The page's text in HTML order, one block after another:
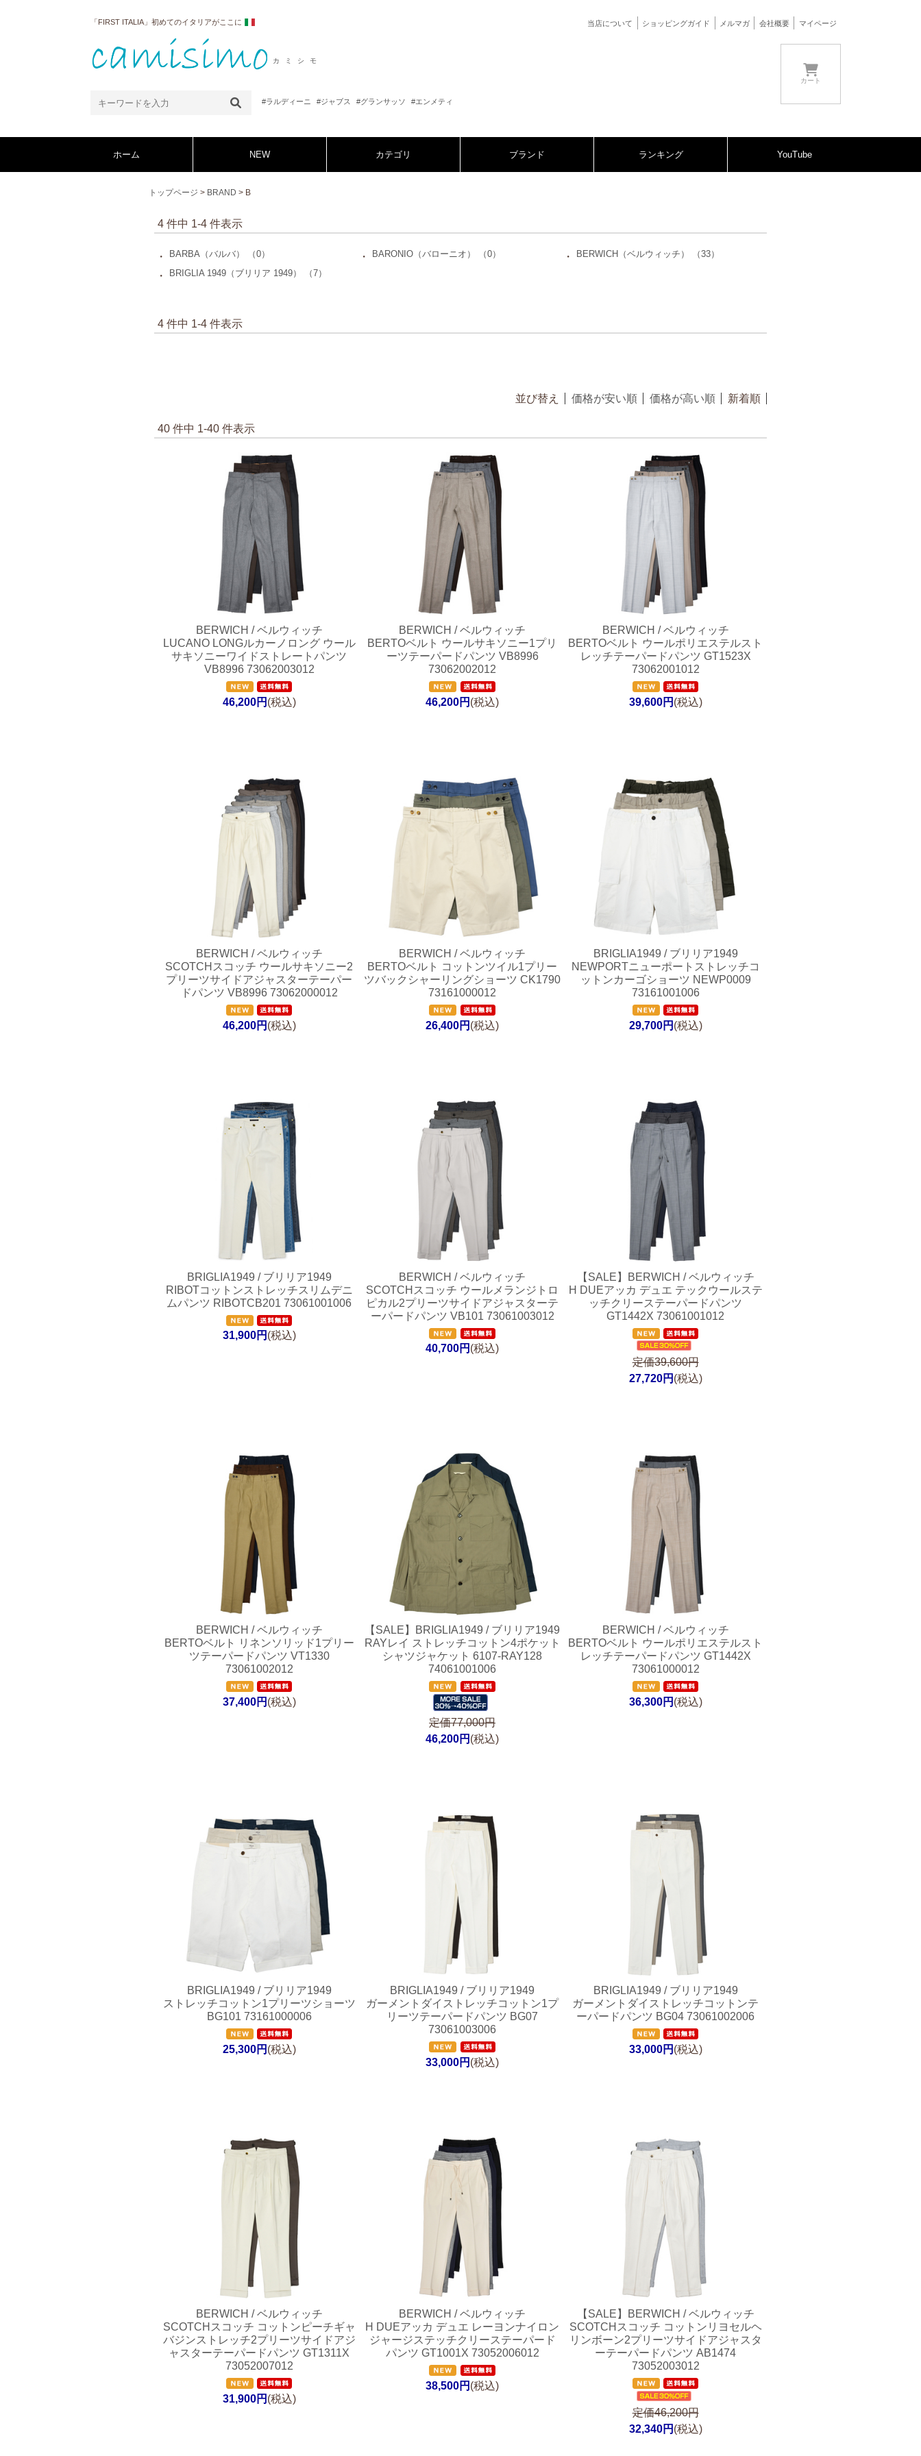
「FIRST ITALIA」初めてのイタリアがここに
カミシモ
#ラルディーニ #ジャブス #グランサッソ #エンメティ
当店について ショッピングガイド メルマガ 会社概要 マイページ
カート
ホーム NEW カテゴリ ブランド ランキング YouTube
トップページ > BRAND > B
4 件中 1-4 件表示
・ BARBA（バルバ） （0） ・ BARONIO（バローニオ） （0） ・ BERWICH（ベルウィッチ） （33）
・ BRIGLIA 1949（ブリリア 1949） （7）
4 件中 1-4 件表示
並び替え 価格が安い順 価格が高い順 新着順
40 件中 1-40 件表示
BERWICH / ベルウィッチ
LUCANO LONGルカーノロング ウール
サキソニーワイドストレートパンツ
VB8996 73062003012
46,200円 (税込)
BERWICH / ベルウィッチ
BERTOベルト ウールサキソニー1プリ
ーツテーパードパンツ VB8996
73062002012
46,200円 (税込)
BERWICH / ベルウィッチ
BERTOベルト ウールポリエステルスト
レッチテーパードパンツ GT1523X
73062001012
39,600円 (税込)
BERWICH / ベルウィッチ
SCOTCHスコッチ ウールサキソニー2
プリーツサイドアジャスターテーパー
ドパンツ VB8996 73062000012
46,200円 (税込)
BERWICH / ベルウィッチ
BERTOベルト コットンツイル1プリー
ツバックシャーリングショーツ CK1790
73161000012
26,400円 (税込)
BRIGLIA1949 / ブリリア1949
NEWPORTニューポートストレッチコ
ットンカーゴショーツ NEWP0009
73161001006
29,700円 (税込)
BRIGLIA1949 / ブリリア1949
RIBOTコットンストレッチスリムデニ
ムパンツ RIBOTCB201 73061001006
31,900円 (税込)
BERWICH / ベルウィッチ
SCOTCHスコッチ ウールメランジトロ
ピカル2プリーツサイドアジャスターテ
ーパードパンツ VB101 73061003012
40,700円 (税込)
【SALE】
BERWICH / ベルウィッチ
H DUEアッカ デュエ テックウールステ
ッチクリーステーパードパンツ
GT1442X 73061001012
定価39,600円
27,720円 (税込)
BERWICH / ベルウィッチ
BERTOベルト リネンソリッド1プリー
ツテーパードパンツ VT1330
73061002012
37,400円 (税込)
【SALE】
BRIGLIA1949 / ブリリア1949
RAYレイ ストレッチコットン4ポケット
シャツジャケット 6107-RAY128
74061001006
定価77,000円
46,200円 (税込)
BERWICH / ベルウィッチ
BERTOベルト ウールポリエステルスト
レッチテーパードパンツ GT1442X
73061000012
36,300円 (税込)
BRIGLIA1949 / ブリリア1949
ストレッチコットン1プリーツショーツ
BG101 73161000006
25,300円 (税込)
BRIGLIA1949 / ブリリア1949
ガーメントダイストレッチコットン1プ
リーツテーパードパンツ BG07
73061003006
33,000円 (税込)
BRIGLIA1949 / ブリリア1949
ガーメントダイストレッチコットンテ
ーパードパンツ BG04 73061002006
33,000円 (税込)
BERWICH / ベルウィッチ
SCOTCHスコッチ コットンピーチギャ
バジンストレッチ2プリーツサイドアジ
ャスターテーパードパンツ GT1311X
73052007012
31,900円 (税込)
BERWICH / ベルウィッチ
H DUEアッカ デュエ レーヨンナイロン
ジャージステッチクリーステーパード
パンツ GT1001X 73052006012
38,500円 (税込)
【SALE】
BERWICH / ベルウィッチ
SCOTCHスコッチ コットンリヨセルヘ
リンボーン2プリーツサイドアジャスタ
ーテーパードパンツ AB1474
73052003012
定価46,200円
32,340円 (税込)